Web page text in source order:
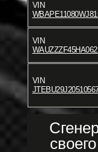
VIN
VIN
VIN